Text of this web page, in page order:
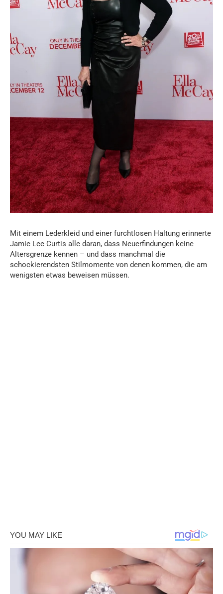
Mit einem Lederkleid und einer furchtlosen Haltung erinnerte
Jamie Lee Curtis alle daran, dass Neuerfindungen keine
Altersgrenze kennen – und dass manchmal die
schockierendsten Stilmomente von denen kommen, die am
wenigsten etwas beweisen müssen.